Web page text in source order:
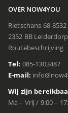
OVER NOW4YOU
Rietschans 68-8532
2352 BB Leiderdorp
Routebeschrijving
Tel: 085-1303487
E-mail:
Wij zijn
Ma – Vrij / 9:00 –